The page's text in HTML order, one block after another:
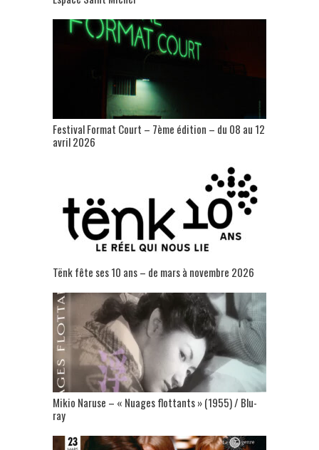
Festival Format Court – 7ème édition – du 08 au 12
avril 2026
Tënk fête ses 10 ans – de mars à novembre 2026
Mikio Naruse – « Nuages flottants » (1955) / Blu-
ray